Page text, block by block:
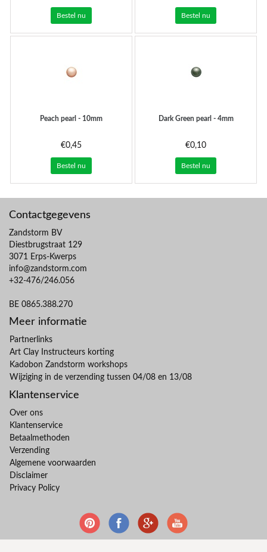
Bestel nu Bestel nu
Peach pearl - 10mm
€0,45
Bestel nu
Dark Green pearl - 4mm
€0,10
Bestel nu
Contactgegevens
Zandstorm BV
Diestbrugstraat 129
3071 Erps-Kwerps
info@zandstorm.com
+32-476/246.056
BE 0865.388.270
Meer informatie
Partnerlinks
Art Clay Instructeurs korting
Kadobon Zandstorm workshops
Wijziging in de verzending tussen 04/08 en 13/08
Klantenservice
Over ons
Klantenservice
Betaalmethoden
Verzending
Algemene voorwaarden
Disclaimer
Privacy Policy